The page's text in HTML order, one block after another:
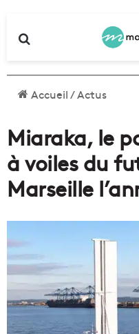
Accueil/Actus
Miaraka, le
à voiles du
Marseille